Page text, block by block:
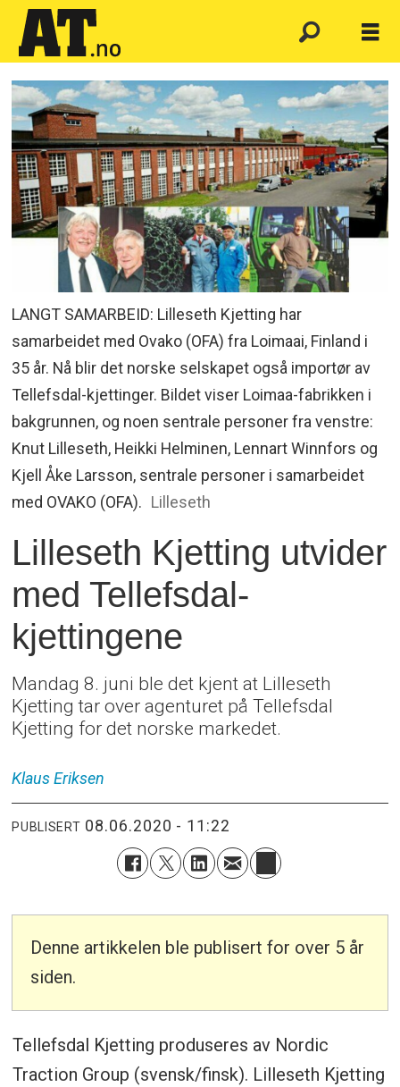
LANGT SAMARBEID: Lilleseth Kjetting har
samarbeidet med Ovako (OFA) fra Loimaai, Finland i
35 år. Nå blir det norske selskapet også importør av
Tellefsdal-kjettinger. Bildet viser Loimaa-fabrikken i
bakgrunnen, og noen sentrale personer fra venstre:
Knut Lilleseth, Heikki Helminen, Lennart Winnfors og
Kjell Åke Larsson, sentrale personer i samarbeidet
med OVAKO (OFA). Lilleseth
Lilleseth Kjetting utvider
med Tellefsdal-
kjettingene
Mandag 8. juni ble det kjent at Lilleseth
Kjetting tar over agenturet på Tellefsdal
Kjetting for det norske markedet.
Klaus Eriksen
PUBLISERT 08.06.2020 - 11:22
Denne artikkelen ble publisert for over 5 år
siden.
Tellefsdal Kjetting produseres av Nordic
Traction Group (svensk/finsk). Lilleseth Kjetting